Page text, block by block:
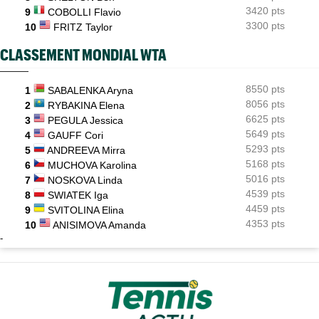
9
COBOLLI Flavio
3420 pts
10
FRITZ Taylor 3300 pts
CLASSEMENT MONDIAL WTA
1 SABALENKA Aryna
8550 pts
2
RYBAKINA Elena
8056 pts
3
PEGULA Jessica
6625 pts
4
GAUFF Cori
5649 pts
5
ANDREEVA Mirra
5293 pts
6
MUCHOVA Karolina
5168 pts
7
NOSKOVA Linda
5016 pts
8
SWIATEK Iga
4539 pts
9
SVITOLINA Elina
4459 pts
10
ANISIMOVA Amanda 4353 pts
-